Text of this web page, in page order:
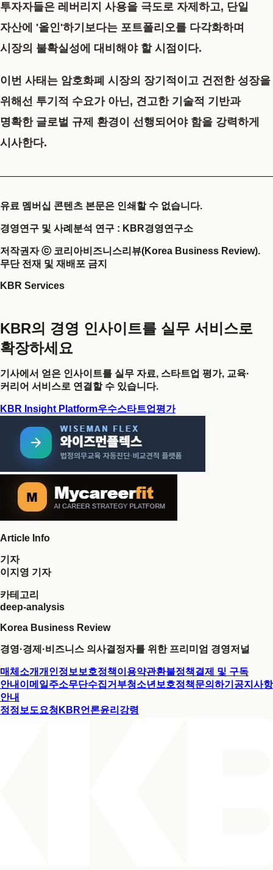
투자자들은 레버리지 사용을 극도로 자제하고, 단일
자산에 '올인'하기보다는 포트폴리오를 다각화하며
시장의 불확실성에 대비해야 할 시점이다.
이번 사태는 암호화폐 시장의 장기적이고 건전한 성장을
위해선 투기적 수요가 아닌, 견고한 기술적 기반과
명확한 글로벌 규제 환경이 선행되어야 함을 강력하게
시사한다.
유료 멤버십 콘텐츠 본문은 인쇄할 수 없습니다.
경영연구 및 사례분석 연구 : KBR경영연구소
저작권자 ⓒ 코리아비즈니스리뷰(Korea Business Review).
무단 전재 및 재배포 금지
KBR Services
KBR의 경영 인사이트를 실무 서비스로
확장하세요
기사에서 얻은 인사이트를 실무 자료, 스타트업 평가, 교육·
커리어 서비스로 연결할 수 있습니다.
KBR Insight Platform우수스타트업평가
Article Info
기자
이지영 기자
카테고리
deep-analysis
Korea Business Review
경영·경제·비즈니스 의사결정자를 위한 프리미엄 경영저널
매체소개개인정보보호정책이용약관환불정책결제 및 구독
안내 이메일주소무단수집거부청소년보호정책문의하기 공지사항
안내
정정보도요청 KBR언론윤리강령